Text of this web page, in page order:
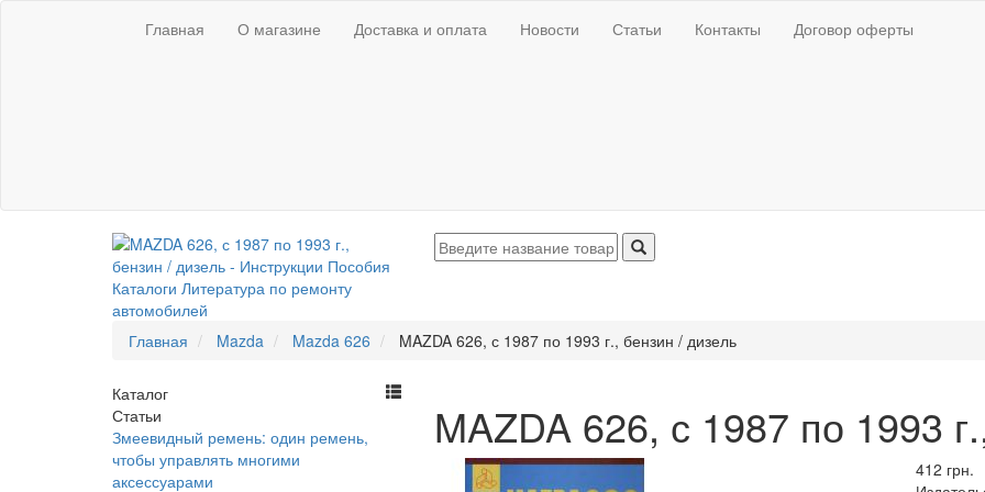
Главная О магазине Доставка и оплата Новости Статьи Контакты Договор оферты
Главная Mazda Mazda 626 MAZDA 626, с 1987 по 1993 г., бензин / дизель
Каталог
Статьи
Змеевидный ремень: один ремень,
чтобы управлять многими
аксессуарами
MAZDA 626, с 1987 по 1993
412 грн.